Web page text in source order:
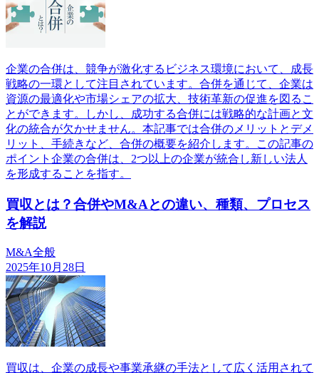
企業の合併は、競争が激化するビジネス環境において、成長
戦略の一環として注目されています。合併を通じて、企業は
資源の最適化や市場シェアの拡大、技術革新の促進を図るこ
とができます。しかし、成功する合併には戦略的な計画と文
化の統合が欠かせません。本記事では合併のメリットとデメ
リット、手続きなど、合併の概要を紹介します。この記事の
ポイント企業の合併は、2つ以上の企業が統合し新しい法人
を形成することを指す。
買収とは？合併やM&Aとの違い、種類、プロセス
を解説
M&A全般
2025年10月28日
買収は、企業の成長や事業承継の手法として広く活用されて